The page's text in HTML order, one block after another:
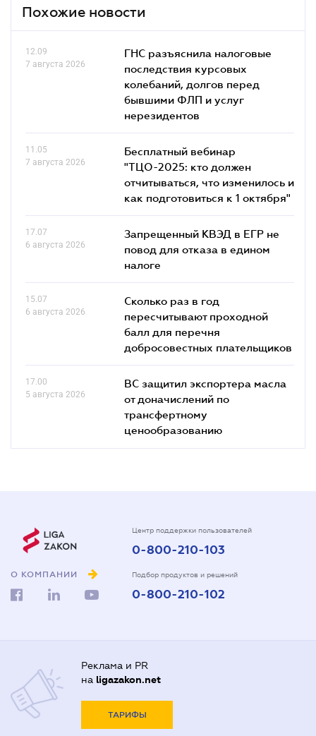
Похожие новости
12.09
7 августа 2026
ГНС разъяснила налоговые
последствия курсовых
колебаний, долгов перед
бывшими ФЛП и услуг
нерезидентов
11.05
7 августа 2026
Бесплатный вебинар
"ТЦО-2025: кто должен
отчитываться, что изменилось и
как подготовиться к 1 октября"
17.07
6 августа 2026
Запрещенный КВЭД в ЕГР не
повод для отказа в едином
налоге
15.07
6 августа 2026
Сколько раз в год
пересчитывают проходной
балл для перечня
добросовестных плательщиков
17.00
5 августа 2026
ВС защитил экспортера масла
от доначислений по
трансфертному
ценообразованию
О КОМПАНИИ
Центр поддержки пользователей
0-800-210-103
Подбор продуктов и решений
0-800-210-102
Реклама и PR
на ligazakon.net
ТАРИФЫ